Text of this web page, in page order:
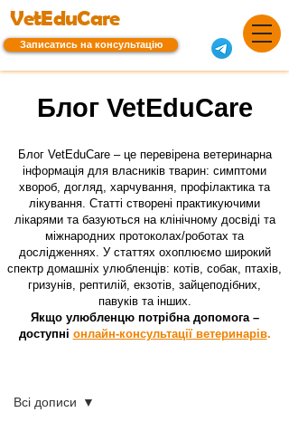
VetEduCare
Записатись на консультацію
Блог VetEduCare
Блог VetEduCare – це перевірена ветеринарна
інформація для власників тварин: симптоми
хвороб, догляд, харчування, профілактика та
лікування. Статті створені практикуючими
лікарями та базуються на клінічному досвіді та
міжнародних протоколах/роботах та
дослідженнях. У статтях охоплюємо широкий
спектр домашніх улюбленців: котів, собак, птахів,
гризунів, рептилій, екзотів, зайцеподібних,
павуків та інших.
Якщо улюбленцю потрібна допомога –
доступні онлайн-консультації ветеринарів.
Всі дописи